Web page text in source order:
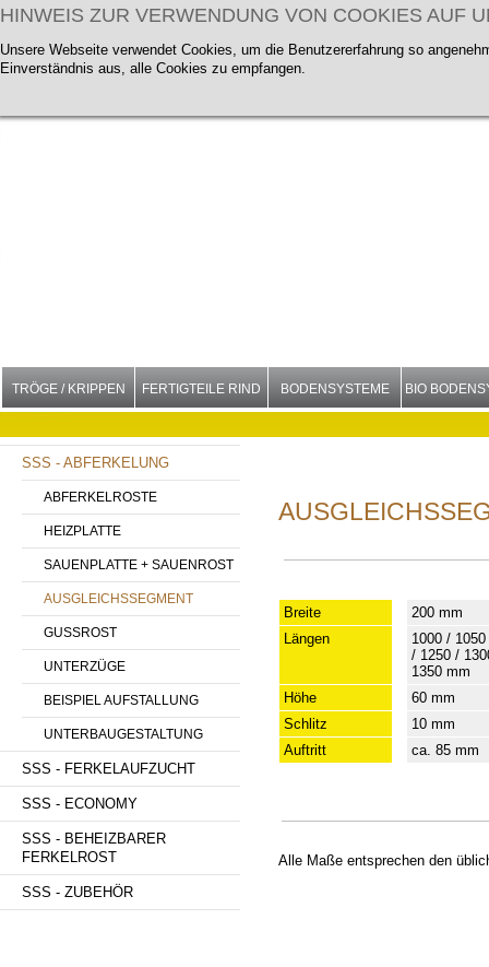
TRÖGE / KRIPPEN FERTIGTEILE RIND BODENSYSTEME BIO
SSS - ABFERKELUNG
ABFERKELROSTE
HEIZPLATTE
SAUENPLATTE + SAUENROST
AUSGLEICHSSEGMENT
GUSSROST
UNTERZÜGE
BEISPIEL AUFSTALLUNG
UNTERBAUGESTALTUNG
SSS - FERKELAUFZUCHT
SSS - ECONOMY
SSS - BEHEIZBARER
FERKELROST
SSS - ZUBEHÖR
Breite
200 mm
Längen
1000 /
/ 1250 /
1350 mm
Höhe
60 mm
Schlitz
10 mm
Auftritt
ca. 85 mm
Alle Maße entsprechen den
HINWEIS ZUR VERWENDUNG VON COOKIES AUF
Unsere Webseite verwendet Cookies, um die Benutzererfahrung so
Einverständnis aus, alle Cookies zu empfangen.